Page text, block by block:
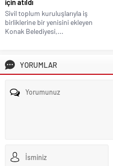
için atıldı
Sivil toplum kuruluşlarıyla iş
birliklerine bir yenisini ekleyen
Konak Belediyesi,...
YORUMLAR